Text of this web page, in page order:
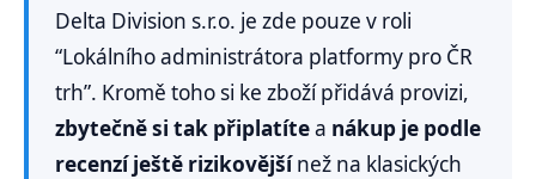
Delta Division s.r.o. je zde pouze v roli
“Lokálního administrátora platformy pro ČR
trh”. Kromě toho si ke zboží přidává provizi,
zbytečně si tak připlatítea nákup je podle
recenzí ještě rizikovějšínež na klasických